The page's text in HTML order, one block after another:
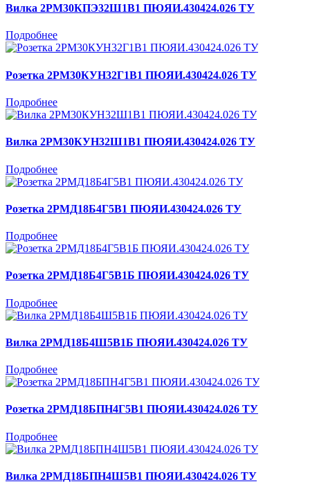
Вилка 2РМ30КПЭ32Ш1В1 ПЮЯИ.430424.026 ТУ
Подробнее
Розетка 2РМ30КУН32Г1В1 ПЮЯИ.430424.026 ТУ
Подробнее
Вилка 2РМ30КУН32Ш1В1 ПЮЯИ.430424.026 ТУ
Подробнее
Розетка 2РМД18Б4Г5В1 ПЮЯИ.430424.026 ТУ
Подробнее
Розетка 2РМД18Б4Г5В1Б ПЮЯИ.430424.026 ТУ
Подробнее
Вилка 2РМД18Б4Ш5В1Б ПЮЯИ.430424.026 ТУ
Подробнее
Розетка 2РМД18БПН4Г5В1 ПЮЯИ.430424.026 ТУ
Подробнее
Вилка 2РМД18БПН4Ш5В1 ПЮЯИ.430424.026 ТУ